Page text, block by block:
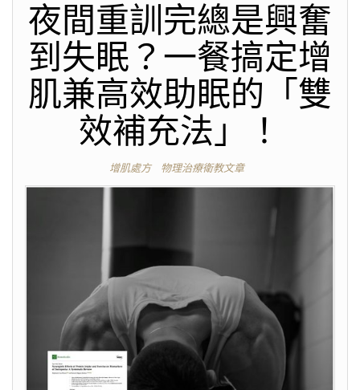
夜間重訓完總是興奮
到失眠？一餐搞定增
肌兼高效助眠的「雙
效補充法」！
增肌處方 物理治療衛教文章